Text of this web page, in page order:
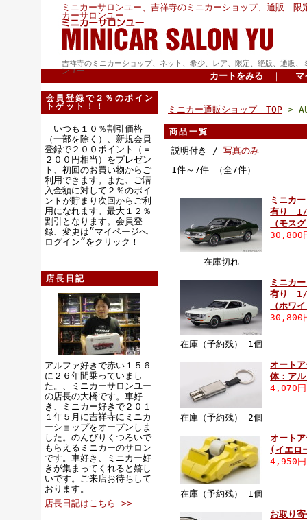
ミニカーサロンユー、吉祥寺のミニカーショップ、通販 限
カーサロンユー
吉祥寺のミニカーショップ、ネット、希少、レア、限定、絶版、通販、
ンユー
カートをみる ｜ マ
会員登録で２％のポイン
トゲット！！
いつも１０％割引価格
（一部を除く）、新規会員
登録で２００ポイント（＝
２００円相当）をプレゼン
ト、初回のお買い物からご
利用できます。また、ご購
入金額に対して２％のポイ
ントが貯まり次回からご利
用になれます。最大１２％
割引となります。会員登
録、変更は”マイページへ
ログイン”をクリック！
店長日記
アルファ好きで赤い１５６
に２６年間乗っていまし
た。、ミニカーサロンユー
の店長の大橋です。車好
き、ミニカー好きで２０１
１年５月に吉祥寺にミニカ
ーショップをオープンしま
した。のんびりくつろいで
もらえるミニカーのサロン
です。車好き、ミニカー好
きが集まってくれると嬉し
いです。ご来店お待ちして
おります。
店長日記はこちら >>
ミニカー通販ショップ TOP >
商品一覧
説明付き / 写真のみ
1件～7件 （全7件）
在庫切れ
ミニカ
有り 1/
（モス
30,800
在庫（予約残） 1個
ミニカ
有り 1/
（ホワ
30,800
在庫（予約残） 2個
オート
体：ア
4,070
在庫（予約残） 1個
オート
(イエロ
4,950
お取り